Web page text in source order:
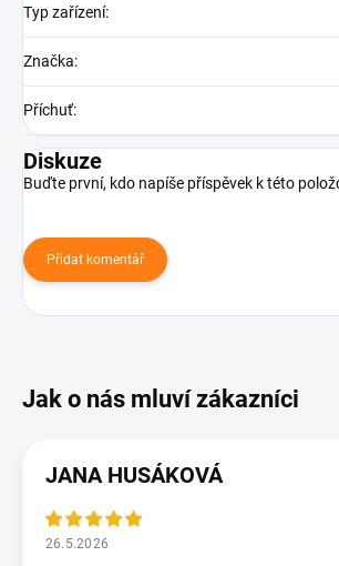
Typ zařízení:
Značka:
Příchuť:
Diskuze
Buďte první, kdo napíše příspěvek k této
Přidat komentář
JANA HUSÁKOVÁ
26.5.2026